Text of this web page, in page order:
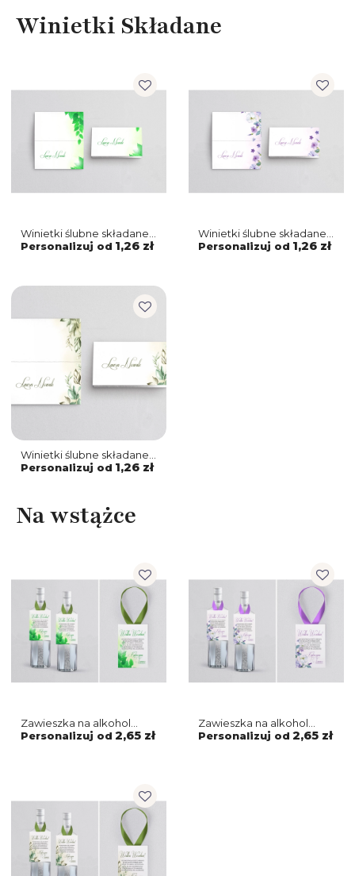
Winietki Składane
Winietki ślubne składane
About You - Motyw 3
Personalizuj od 1,26 zł
Winietki ślubne składane
About You - Motyw 2
Personalizuj od 1,26 zł
Winietki ślubne składane
About You - Motyw 1
Personalizuj od 1,26 zł
Na wstążce
Zawieszka na alkohol
About You - Motyw 3
Personalizuj od 2,65 zł
Zawieszka na alkohol
About You - Motyw 2
Personalizuj od 2,65 zł